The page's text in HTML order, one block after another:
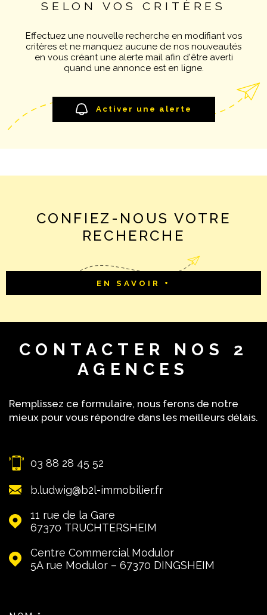
CONTACT
SELON VOS CRITÈRES
Effectuez une nouvelle recherche en modifiant vos
critères et ne manquez aucune de nos nouveautés
en vous créant une alerte mail afin d'être averti
quand une annonce est en ligne.
Activer une alerte
CONFIEZ-NOUS VOTRE
RECHERCHE
EN SAVOIR +
CONTACTER NOS 2
AGENCES
Remplissez ce formulaire, nous ferons de notre
mieux pour vous répondre dans les meilleurs délais.
03 88 28 45 52
b.ludwig@b2l-immobilier.fr
11 rue de la Gare
67370
TRUCHTERSHEIM
Centre Commercial Modulor
5A rue Modulor – 67370
DINGSHEIM
RÉFÉRENCE
CRITÈRES SUPPLÉMENTAIRES
Piscine
Terrasse